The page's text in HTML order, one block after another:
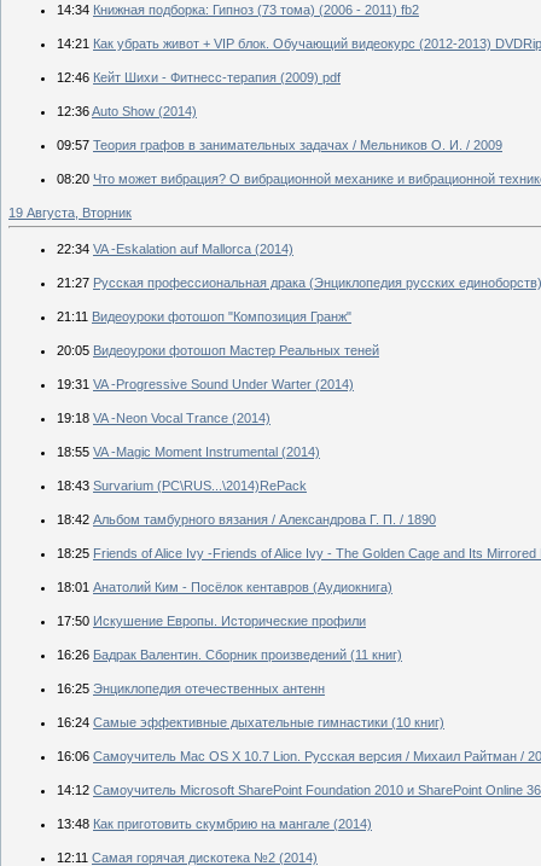
14:34 Книжная подборка: Гипноз (73 тома) (2006 - 2011) fb2
14:21 Как убрать живот + VIP блок. Обучающий видеокурс (2012-2013) DVDRip
12:46 Кейт Шихи - Фитнесс-терапия (2009) pdf
12:36Auto Show (2014)
09:57 Теория графов в занимательных задачах / Мельников О. И. / 2009
08:20 Что может вибрация? О вибрационной механике и вибрационной
19 Августа, Вторник
22:34 VA -Eskalation auf Mallorca (2014)
21:27 Русская профессиональная драка (Энциклопедия русских
21:11 Видеоуроки фотошоп "Композиция Гранж"
20:05 Видеоуроки фотошоп Мастер Реальных теней
19:31 VA -Progressive Sound Under Warter (2014)
19:18 VA -Neon Vocal Trance (2014)
18:55 VA -Magic Moment Instrumental (2014)
18:43 Survarium (PC\RUS...\2014)RePack
18:42 Альбом тамбурного вязания / Александрова Г. П. / 1890
18:25 Friends of Alice Ivy -Friends of Alice Ivy - The Golden Cage and Its Mirrored
18:01 Анатолий Ким - Посёлок кентавров (Аудиокнига)
17:50 Искушение Европы. Исторические профили
16:26 Бадрак Валентин. Сборник произведений (11 книг)
16:25 Энциклопедия отечественных антенн
16:24 Самые эффективные дыхательные гимнастики (10 книг)
16:06 Самоучитель Mac OS X 10.7 Lion. Русская версия / Михаил Райтман /
14:12 Самоучитель Microsoft SharePoint Foundation 2010 и SharePoint Online
13:48 Как приготовить скумбрию на мангале (2014)
12:11 Самая горячая дискотека №2 (2014)